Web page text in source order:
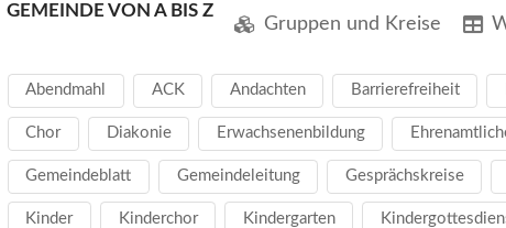
GEMEINDE VON A BIS Z
Gruppen und Kreise
Abendmahl ACK Andachten Barrierefreiheit
Chor Diakonie Erwachsenenbildung
Gemeindeblatt Gemeindeleitung Gesprächskreise
Kinder Kinderchor Kindergarten